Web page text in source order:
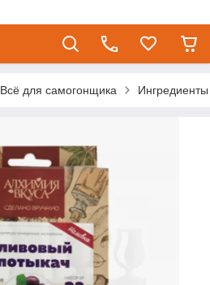
Всё для самогонщика